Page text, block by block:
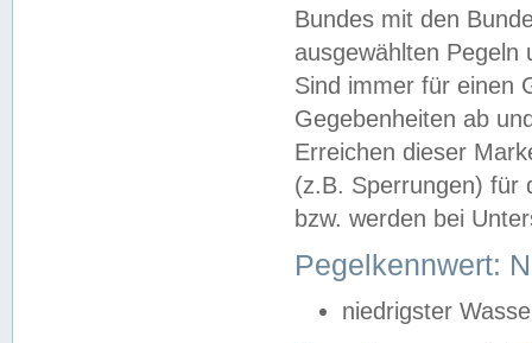
Bundes mit den
ausgewählten
Sind immer für einen
Gegebenheiten ab
Erreichen dieser
(z.B. Sperrungen) für
bzw. werden bei
Pegelkennwert:
niedrigster